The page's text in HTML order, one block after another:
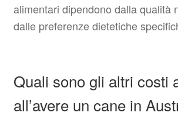
alimentari dipendono dalla qualità
dalle preferenze dietetiche
Quali sono gli altri costi
all’avere un cane in